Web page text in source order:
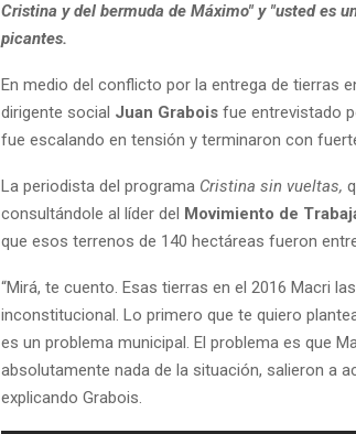
Cristina y del bermuda de Máximo" y "usted es
picantes.
En medio del conflicto por la entrega de tierras
dirigente social Juan Grabois fue entrevistado
fue escalando en tensión y terminaron con
La periodista del programa Cristina sin vueltas,
consultándole al líder del
Movimiento de
que esos terrenos de 140 hectáreas fueron
“Mirá, te cuento. Esas tierras en el 2016 Macri
inconstitucional. Lo primero que te quiero
es un problema municipal. El problema es que
absolutamente nada de la situación, salieron a
explicando Grabois.